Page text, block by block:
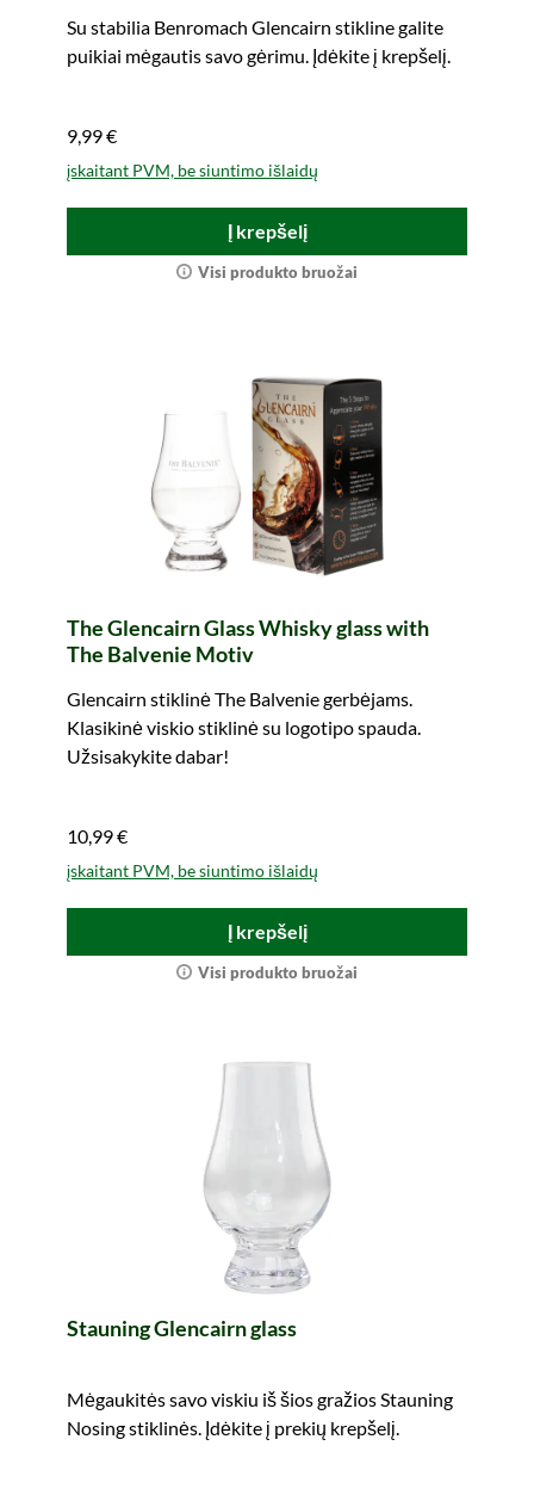
Su stabilia Benromach Glencairn stikline galite
puikiai mėgautis savo gėrimu. Įdėkite į krepšelį.
9,99 €
įskaitant PVM, be siuntimo išlaidų
Į krepšelį
Visi produkto bruožai
The Glencairn Glass Whisky glass with
The Balvenie Motiv
Glencairn stiklinė The Balvenie gerbėjams.
Klasikinė viskio stiklinė su logotipo spauda.
Užsisakykite dabar!
10,99 €
įskaitant PVM, be siuntimo išlaidų
Į krepšelį
Visi produkto bruožai
Stauning Glencairn glass
Mėgaukitės savo viskiu iš šios gražios Stauning
Nosing stiklinės. Įdėkite į prekių krepšelį.